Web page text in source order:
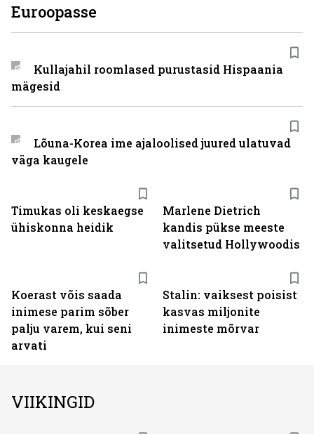
Timukas oli keskaegse
ühiskonna heidik
Marlene Dietrich
kandis pükse meeste
valitsetud Hollywoodis
Koerast võis saada
inimese parim sõber
palju varem, kui seni
arvati
Stalin: vaiksest poisist
kasvas miljonite
inimeste mõrvar
Euroopasse
Kullajahil roomlased purustasid Hispaania
mägesid
Lõuna-Korea ime ajaloolised juured ulatuvad
väga kaugele
VIIKINGID